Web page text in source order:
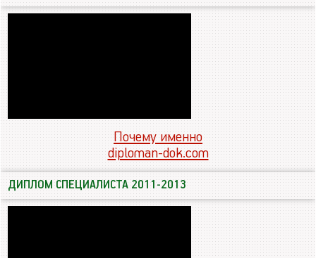
Почему именно
diploman-dok.com
ДИПЛОМ СПЕЦИАЛИСТА 2011-2013